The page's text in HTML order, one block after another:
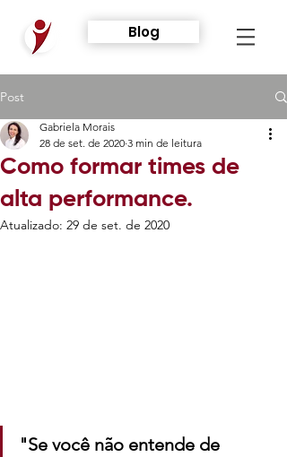
Blog
Post
Como formar times de
alta performance.
Gabriela Morais
28 de set. de 2020 3 min de leitura
Atualizado: 29 de set. de 2020
"Se você não entende de